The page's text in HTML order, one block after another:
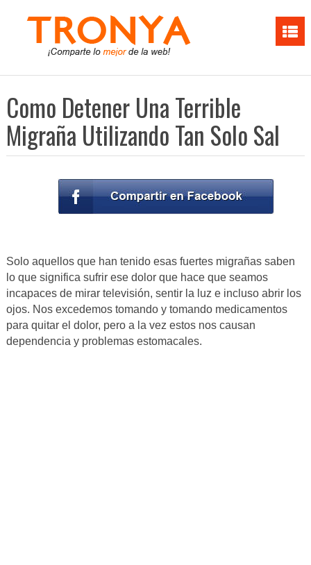
Como Detener Una Terrible
Migraña Utilizando Tan Solo Sal
Solo aquellos que han tenido esas fuertes migrañas saben
lo que significa sufrir ese dolor que hace que seamos
incapaces de mirar televisión, sentir la luz e incluso abrir los
ojos. Nos excedemos tomando y tomando medicamentos
para quitar el dolor, pero a la vez estos nos causan
dependencia y problemas estomacales.